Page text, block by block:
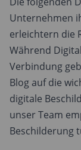
Unternehmen
erleichtern die
Während
Verbindung
Blog auf die
digitale
unser Team
Beschilderung